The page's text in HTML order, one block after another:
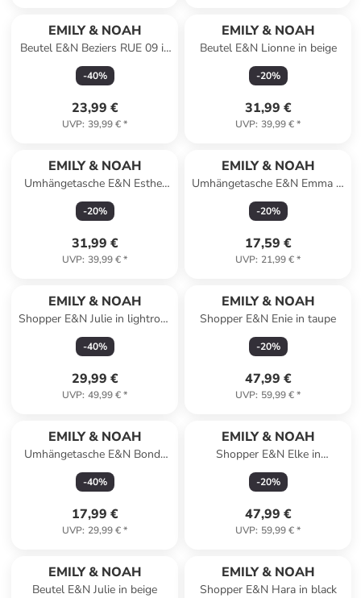
EMILY & NOAH
Beutel E&N Beziers RUE 09 in
beige
-40%
23,99 €
UVP: 39,99 €*
EMILY & NOAH
Beutel E&N Lionne in beige
-20%
31,99 €
UVP: 39,99 €*
EMILY & NOAH
Umhängetasche E&N Esther
in blue
-20%
31,99 €
UVP: 39,99 €*
EMILY & NOAH
Umhängetasche E&N Emma in
blue
-20%
17,59 €
UVP: 21,99 €*
EMILY & NOAH
Shopper E&N Julie in lightrose
646
-40%
29,99 €
UVP: 49,99 €*
EMILY & NOAH
Shopper E&N Enie in taupe
-20%
47,99 €
UVP: 59,99 €*
EMILY & NOAH
Umhängetasche E&N Bondy
RUE 09 in white
-40%
17,99 €
UVP: 29,99 €*
EMILY & NOAH
Shopper E&N Elke in
brown/cognac
-20%
47,99 €
UVP: 59,99 €*
EMILY & NOAH
Beutel E&N Julie in beige
EMILY & NOAH
Shopper E&N Hara in black